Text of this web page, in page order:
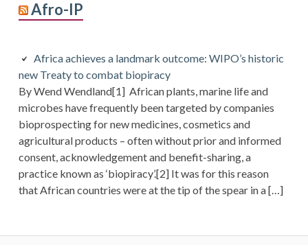
Afro-IP
Africa achieves a landmark outcome: WIPO’s historic
new Treaty to combat biopiracy
By Wend Wendland[1] African plants, marine life and
microbes have frequently been targeted by companies
bioprospecting for new medicines, cosmetics and
agricultural products – often without prior and informed
consent, acknowledgement and benefit-sharing, a
practice known as ‘biopiracy’.[2] It was for this reason
that African countries were at the tip of the spear in a […]